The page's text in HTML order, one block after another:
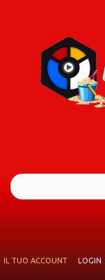
IL TUO ACCOUNT
LOGIN